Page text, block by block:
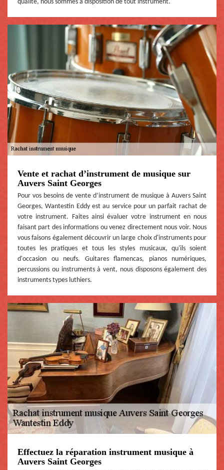
qualité, nous sommes à disposition de tout instrument.
Vente et rachat d’instrument de musique sur
Auvers Saint Georges
Pour vos besoins de vente d’instrument de musique à Auvers Saint
Georges, Wantestin Eddy est au service pour un parfait rachat de
votre instrument. Faites ainsi évaluer votre instrument en nous
faisant part des informations ou venez directement nous voir. Nous
vous faisons également découvrir un large choix d'instruments pour
toutes les pratiques et tous les styles musicaux, qu'ils soient
d'occasion ou neufs. Guitares flamencas, pianos numériques,
percussions ou instruments à vent, nous disposons également des
instruments types luthiers.
Effectuez la réparation instrument musique à
Auvers Saint Georges